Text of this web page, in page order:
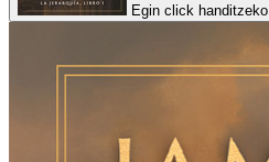
Egin click handitzeko